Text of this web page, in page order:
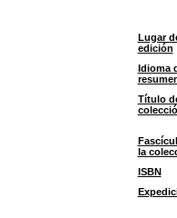
Lugar
edición
Idioma
Título
la
ISBN